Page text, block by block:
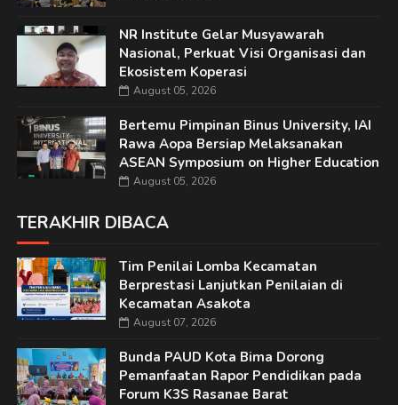
NR Institute Gelar Musyawarah
Nasional, Perkuat Visi Organisasi dan
Ekosistem Koperasi
August 05, 2026
Bertemu Pimpinan Binus University, IAI
Rawa Aopa Bersiap Melaksanakan
ASEAN Symposium on Higher Education
August 05, 2026
TERAKHIR DIBACA
Tim Penilai Lomba Kecamatan
Berprestasi Lanjutkan Penilaian di
Kecamatan Asakota
August 07, 2026
Bunda PAUD Kota Bima Dorong
Pemanfaatan Rapor Pendidikan pada
Forum K3S Rasanae Barat